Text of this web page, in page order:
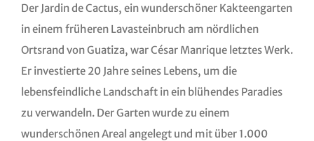
Der Jardin de Cactus, ein wunderschöner Kakteengarten
in einem früheren Lavasteinbruch am nördlichen
Ortsrand von Guatiza, war César Manrique letztes Werk.
Er investierte 20 Jahre seines Lebens, um die
lebensfeindliche Landschaft in ein blühendes Paradies
zu verwandeln. Der Garten wurde zu einem
wunderschönen Areal angelegt und mit über 1.000